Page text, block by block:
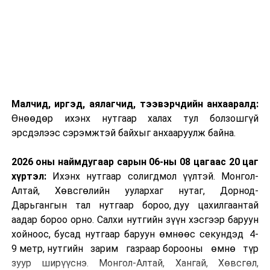
Малчид, иргэд, аялагчид, тээвэрчдийн анхааралд:
Өнөөдөр ихэнх нутгаар халах тул болзошгүй
эрсдэлээс сэрэмжтэй байхыг анхааруулж байна.
2026 оны наймдугаар сарын 06-ны 08 цагаас 20 цаг
хүртэл:Ихэнх нутгаар солигдмол үүлтэй. Монгол-
Алтай, Хөвсгөлийн уулархаг нутаг, Дорнод-
Дарьгангын тал нутгаар бороо, дуу цахилгаантай
аадар бороо орно. Салхи нутгийн зүүн хэсгээр баруун
хойноос, бусад нутгаар баруун өмнөөс секундэд 4-
9 метр, нутгийн зарим газраар борооны өмнө түр
зуур ширүүснэ. Монгол-Алтай, Хангай, Хөвсгөл,